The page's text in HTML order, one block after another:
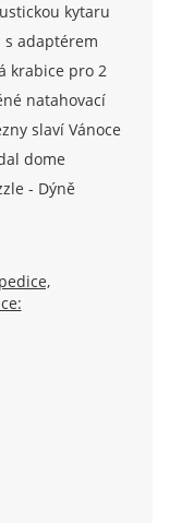
kytaru
s adaptérem
krabice pro 2
natahovací
slaví Vánoce
dome
IR 20m, D-
- Dýně